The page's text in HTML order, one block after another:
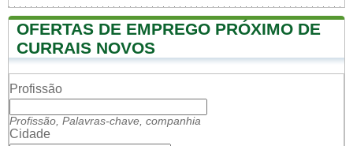
OFERTAS DE EMPREGO PRÓXIMO DE
CURRAIS NOVOS
Profissão
Profissão, Palavras-chave, companhia
Cidade